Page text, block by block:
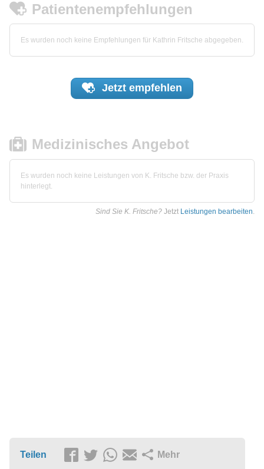
Patientenempfehlungen
Es wurden noch keine Empfehlungen für Kathrin Fritsche abgegeben.
Jetzt empfehlen
Medizinisches Angebot
Es wurden noch keine Leistungen von K. Fritsche bzw. der Praxis
hinterlegt.
Sind Sie K. Fritsche? Jetzt Leistungen bearbeiten.
Teilen Mehr